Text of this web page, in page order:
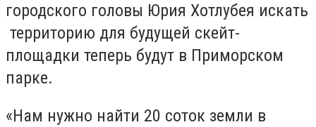
городского головы Юрия Хотлубея искать
территорию для будущей скейт-
площадки теперь будут в Приморском
парке.
«Нам нужно найти 20 соток земли в